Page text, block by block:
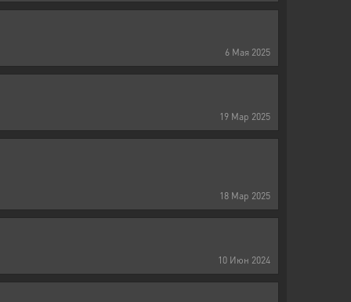
6 Мая 2025
19 Мар 2025
18 Мар 2025
10 Июн 2024